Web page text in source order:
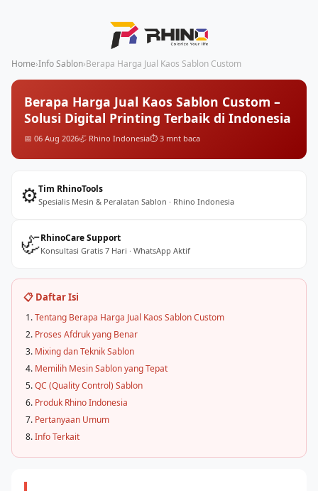
Home›Info Sablon›Berapa Harga Jual Kaos Sablon Custom
Berapa Harga Jual Kaos Sablon Custom –
Solusi Digital Printing Terbaik di Indonesia
📅 06 Aug 2026🦏 Rhino Indonesia⏱️ 3 mnt baca
⚙️Tim RhinoTools
Spesialis Mesin & Peralatan Sablon · Rhino Indonesia
🦏RhinoCare Support
Konsultasi Gratis 7 Hari · WhatsApp Aktif
📋 Daftar Isi
Tentang Berapa Harga Jual Kaos Sablon Custom
Proses Afdruk yang Benar
Mixing dan Teknik Sablon
Memilih Mesin Sablon yang Tepat
QC (Quality Control) Sablon
Produk Rhino Indonesia
Pertanyaan Umum
Info Terkait